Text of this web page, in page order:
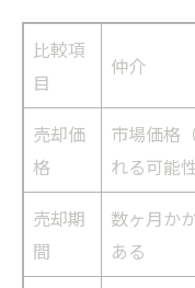
比較項
目
仲介
売却価
格
市場価格
れる可能性
売却期
間
数ヶ月か
ある